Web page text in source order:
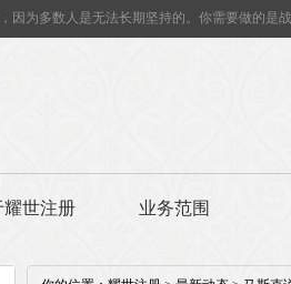
因为多数人是无法长期坚持的。你需要做的是
耀世注册 业务范围